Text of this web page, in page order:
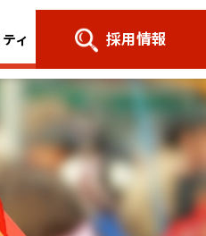
ィ 採用情報